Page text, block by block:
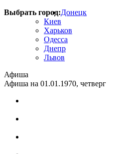
Выбрать город:Донецк
Киев
Харьков
Одесса
Днепр
Львов
Афиша
Афиша на 01.01.1970, четверг